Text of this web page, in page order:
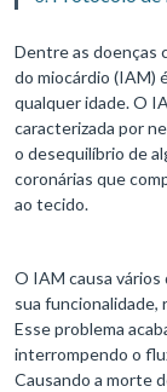
Dentre as doenças
do miocárdio (IAM)
qualquer idade. O
caracterizada por
o desequilíbrio de
coronárias que
ao tecido.
O IAM causa vários
sua funcionalidade,
Esse problema
interrompendo o
Causando a morte